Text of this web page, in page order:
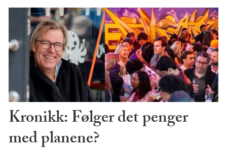
Kronikk: Følger det penger
med planene?